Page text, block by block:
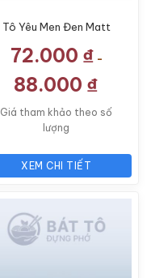
Tô Yêu Men Đen Matt
72.000 ₫ -
88.000 ₫
Giá tham khảo theo số
lượng
XEM CHI TIẾT